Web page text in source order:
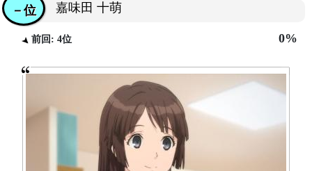
嘉味田 十萌
－位
前回: 4位 0%